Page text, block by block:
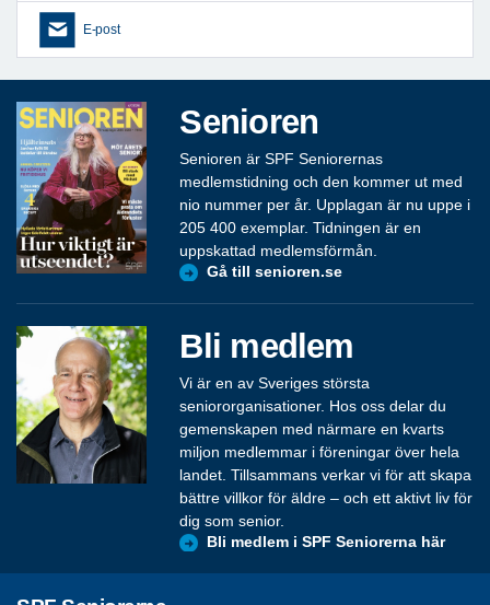
E-post
Senioren
Senioren är SPF Seniorernas
medlemstidning och den kommer ut med
nio nummer per år. Upplagan är nu uppe i
205 400 exemplar. Tidningen är en
uppskattad medlemsförmån.
Gå till senioren.se
Bli medlem
Vi är en av Sveriges största
seniororganisationer. Hos oss delar du
gemenskapen med närmare en kvarts
miljon medlemmar i föreningar över hela
landet. Tillsammans verkar vi för att skapa
bättre villkor för äldre – och ett aktivt liv för
dig som senior.
Bli medlem i SPF Seniorerna här